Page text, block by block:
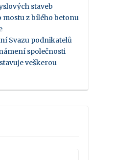
staveb
mostu z bílého betonu
Svazu podnikatelů
společnosti
veškerou